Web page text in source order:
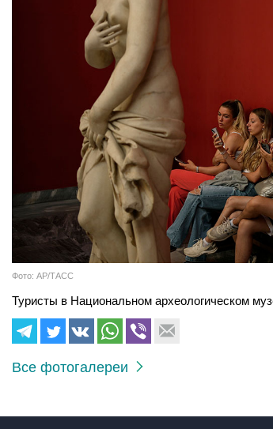
Фото: AP/ТАСС
Туристы в Национальном археологическом
Все фотогалереи